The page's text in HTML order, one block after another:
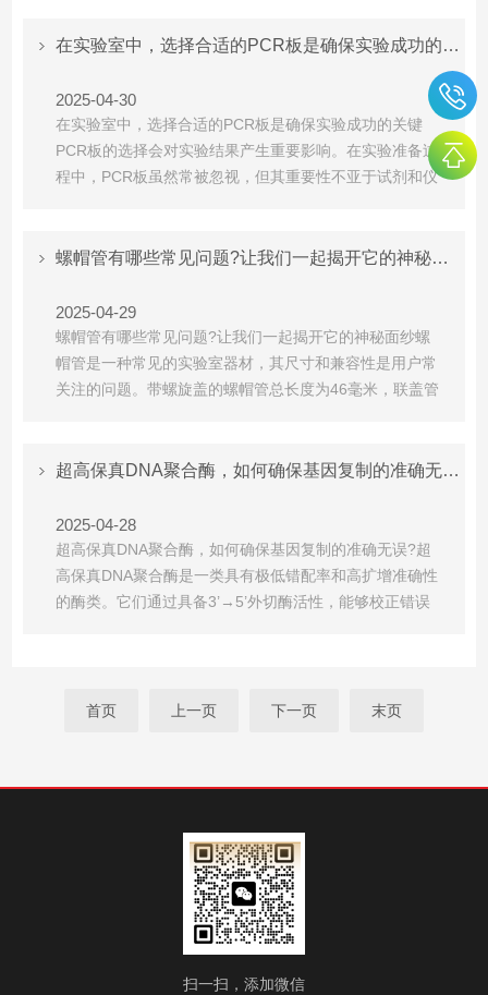
去垢剂样本的检测。二、核心性能优势灵敏度提升‌检测下 在实验室中，选择合适的PCR板是确保实验成功的关键
2025-04-30
在实验室中，选择合适的PCR板是确保实验成功的关键
PCR板的选择会对实验结果产生重要影响。在实验准备过
程中，PCR板虽然常被忽视，但其重要性不亚于试剂和仪
量以下五大核心因素，确保实验准确性和效率：一、材料
结...
螺帽管有哪些常见问题?让我们一起揭开它的神秘面纱
2025-04-29
螺帽管有哪些常见问题?让我们一起揭开它的神秘面纱螺
帽管是一种常见的实验室器材，其尺寸和兼容性是用户常
关注的问题。带螺旋盖的螺帽管总长度为46毫米，联盖管
BUNSEN螺帽管可承受高达20000xg的离心力。在高压灭 超高保真DNA聚合酶，如何确保基因复制的准确无误?
2025-04-28
超高保真DNA聚合酶，如何确保基因复制的准确无误?超
高保真DNA聚合酶是一类具有极低错配率和高扩增准确性
的酶类。它们通过具备3’→5’外切酶活性，能够校正错误
PCR反应中起着核心作用...
首页 上一页 下一页 末页
扫一扫，添加微信